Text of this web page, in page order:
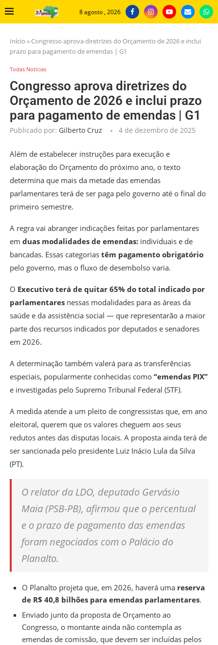
8 agosto , 2026
Início » Congresso aprova diretrizes do Orçamento de 2026 e inclui
prazo para pagamento de emendas | G1
Todas Noticias
Congresso aprova diretrizes do
Orçamento de 2026 e inclui prazo
para pagamento de emendas | G1
Publicado por: Gilberto Cruz 4 de dezembro de 2025
Além de estabelecer instruções para execução e
elaboração do Orçamento do próximo ano, o texto
determina que mais da metade das emendas
parlamentares terá de ser paga pelo governo até o final do
primeiro semestre.
A regra vai abranger indicações feitas por parlamentares
em duas modalidades de emendas: individuais e de
bancadas. Essas categorias têm pagamento obrigatório
pelo governo, mas o fluxo de desembolso varia.
O Executivo terá de quitar 65% do total indicado por
parlamentares nessas modalidades para as áreas da
saúde e da assistência social — que representarão a maior
parte dos recursos indicados por deputados e senadores
em 2026.
A determinação também valerá para as transferências
especiais, popularmente conhecidas como “emendas PIX”
e investigadas pelo Supremo Tribunal Federal (STF).
A medida atende a um pleito de congressistas que, em ano
eleitoral, querem que os valores cheguem aos seus
redutos antes das disputas locais. A proposta ainda terá de
ser sancionada pelo presidente Luiz Inácio Lula da Silva
(PT).
O relator da LDO, deputado Gervásio
Maia (PSB-PB), afirmou que o percentual
e o prazo de pagamento das emendas
foram negociados com o Palácio do
Planalto.
O Planalto projeta que, em 2026, haverá uma reserva
de R$ 40,8 bilhões para emendas parlamentares.
Enviado junto da proposta de Orçamento ao
Congresso, o montante ainda não contempla as
emendas de comissão, que devem ser incluídas pelos